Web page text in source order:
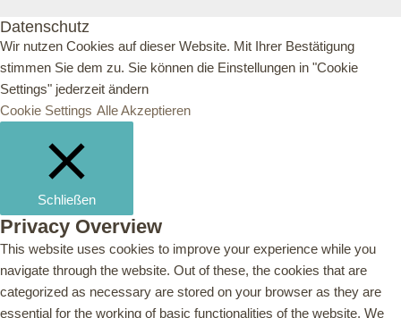
Datenschutz
Wir nutzen Cookies auf dieser Website. Mit Ihrer Bestätigung
stimmen Sie dem zu. Sie können die Einstellungen in "Cookie
Settings" jederzeit ändern
Cookie Settings Alle Akzeptieren
Schließen
Privacy Overview
This website uses cookies to improve your experience while you
navigate through the website. Out of these, the cookies that are
categorized as necessary are stored on your browser as they are
essential for the working of basic functionalities of the website. We